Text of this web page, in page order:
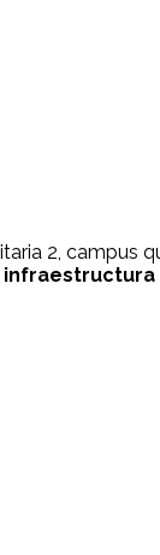
2, campus
infraestructura